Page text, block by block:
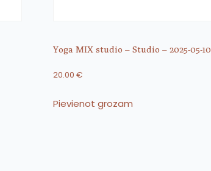
Yoga MIX studio – Studio – 2025-05-10
20.00 €
Pievienot grozam